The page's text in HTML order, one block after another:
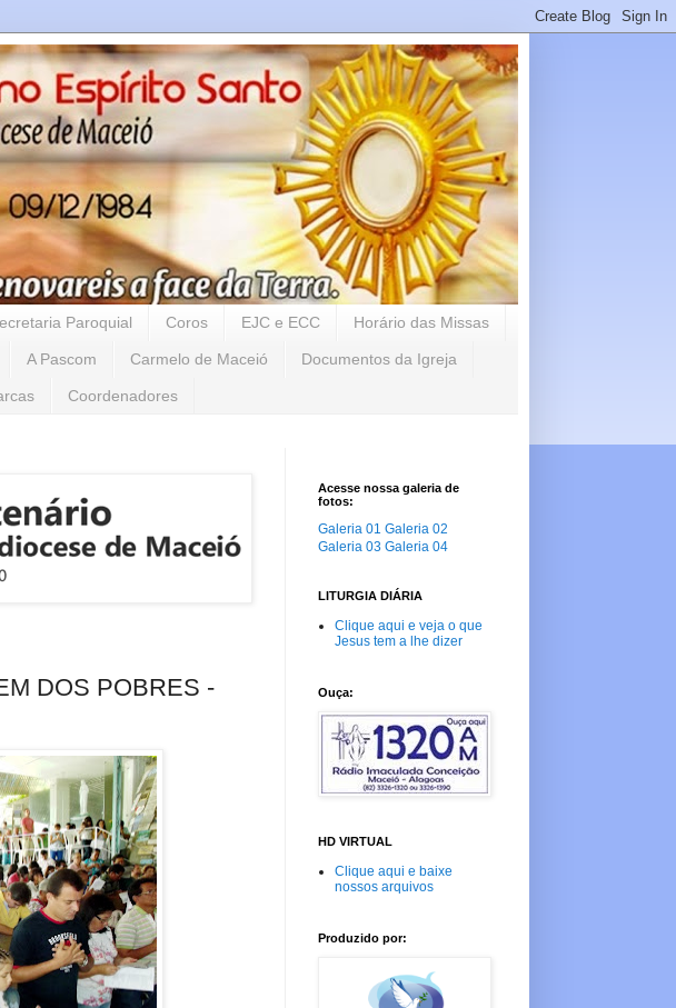
Paroquial Coros EJC e ECC Horário das Missas
A Pascom Carmelo de Maceió Documentos da Igreja
Coordenadores
DOS POBRES -
Acesse nossa galeria de
fotos:
Galeria 01 Galeria 02
Galeria 03 Galeria 04
LITURGIA DIÁRIA
Clique aqui e veja o que
Jesus tem a lhe dizer
Ouça:
HD VIRTUAL
Clique aqui e baixe
nossos arquivos
Produzido por: